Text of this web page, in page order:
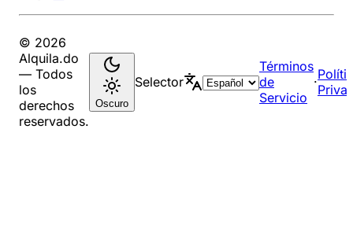
© 2026
Alquila.do
— Todos
los
derechos
reservados.
Oscuro
Selector
Términos
de
Servicio
·